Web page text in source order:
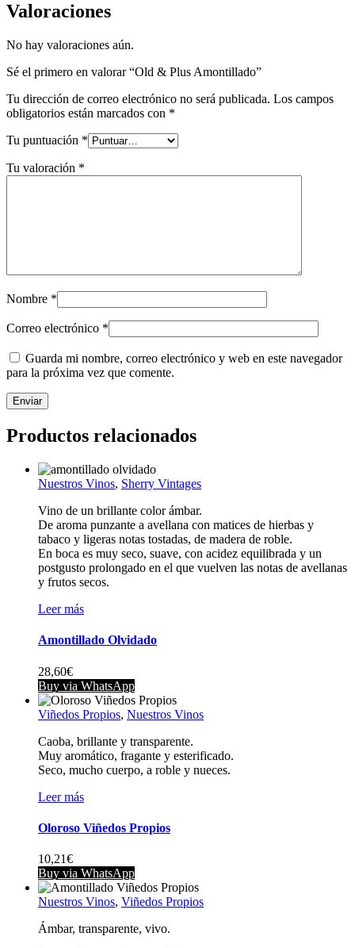
Valoraciones
No hay valoraciones aún.
Sé el primero en valorar “Old & Plus Amontillado”
Tu dirección de correo electrónico no será publicada. Los campos
obligatorios están marcados con *
Tu puntuación *
Tu valoración *
Nombre *
Correo electrónico *
Guarda mi nombre, correo electrónico y web en este navegador
para la próxima vez que comente.
Productos relacionados
Nuestros Vinos, Sherry Vintages
Vino de un brillante color ámbar.
De aroma punzante a avellana con matices de hierbas y
tabaco y ligeras notas tostadas, de madera de roble.
En boca es muy seco, suave, con acidez equilibrada y un
postgusto prolongado en el que vuelven las notas de avellanas
y frutos secos.
Leer más
Amontillado Olvidado
28,60€
Buy via WhatsApp
Viñedos Propios, Nuestros Vinos
Caoba, brillante y transparente.
Muy aromático, fragante y esterificado.
Seco, mucho cuerpo, a roble y nueces.
Leer más
Oloroso Viñedos Propios
10,21€
Buy via WhatsApp
Nuestros Vinos, Viñedos Propios
Ámbar, transparente, vivo.